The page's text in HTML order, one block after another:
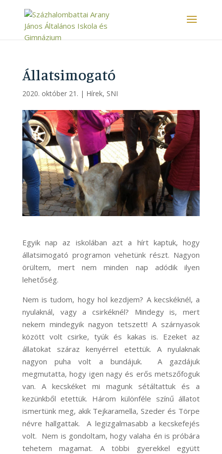
Állatsimogató
2020. október 21. | Hírek, SNI
Egyik nap az iskolában azt a hírt kaptuk, hogy
állatsimogató programon vehetünk részt. Nagyon
örültem, mert nem minden nap adódik ilyen
lehetőség.
Nem is tudom, hogy hol kezdjem? A kecskéknél, a
nyulaknál, vagy a csirkéknél? Mindegy is, mert
nekem mindegyik nagyon tetszett! A szárnyasok
között volt csirke, tyúk és kakas is. Ezeket az
állatokat száraz kenyérrel etettük. A nyulaknak
nagyon puha volt a bundájuk. A gazdájuk
megmutatta, hogy igen nagy és erős metszőfoguk
van. A kecskéket mi magunk sétáltattuk és a
kezünkből etettük. Három különféle színű állatot
ismertünk meg, akik Tejkaramella, Szeder és Törpe
névre hallgattak. A legizgalmasabb a kecskefejés
volt. Nem is gondoltam, hogy valaha én is próbára
tehetem magamat. A többi gyerekkel együtt